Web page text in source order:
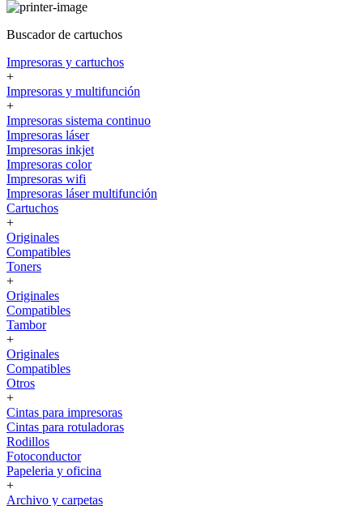
Buscador de cartuchos
Impresoras y cartuchos
+
Impresoras y multifunción
+
Impresoras sistema continuo
Impresoras láser
Impresoras inkjet
Impresoras color
Impresoras wifi
Impresoras láser multifunción
Cartuchos
+
Originales
Compatibles
Toners
+
Originales
Compatibles
Tambor
+
Originales
Compatibles
Otros
+
Cintas para impresoras
Cintas para rotuladoras
Rodillos
Fotoconductor
Papeleria y oficina
+
Archivo y carpetas